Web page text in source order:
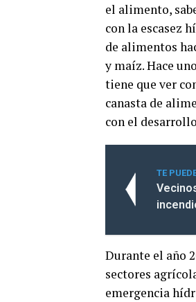
el alimento,
con la escasez
de alimentos
y maíz. Hace
tiene que ver
canasta de
con el
TE
Durante el año
sectores
emergencia